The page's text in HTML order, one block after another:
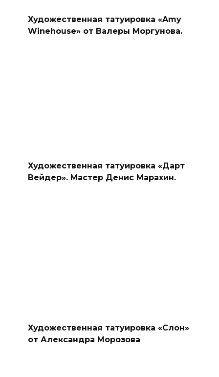
Художественная татуировка «Amy
Winehouse» от Валеры Моргунова.
Художественная татуировка «Дарт
Вейдер». Мастер Денис Марахин.
Художественная татуировка «Слон»
от Александра Морозова